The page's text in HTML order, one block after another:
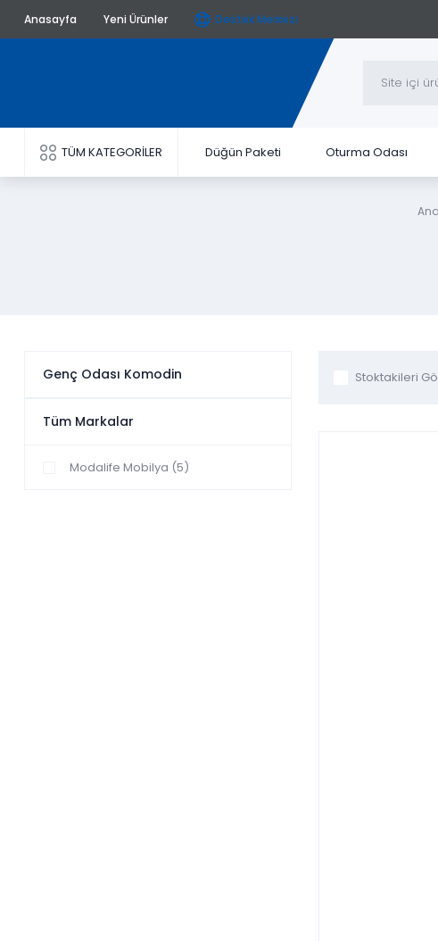
Anasayfa Yeni Ürünler Destek Merkezi
TÜM KATEGORİLER Düğün Paketi Oturma Odası
Genç Odası Komodin
Tüm Markalar
Modalife Mobilya (5)